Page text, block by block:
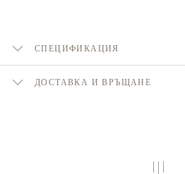
СПЕЦИФИКАЦИЯ
ДОСТАВКА И ВРЪЩАНЕ